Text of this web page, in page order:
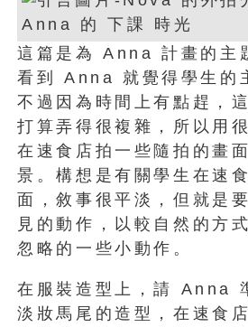
這篇是為 Anna 計畫的主
看到 Anna 就覺得學生的
不過因為時間上有點趕，
打算弄得很複雜，所以用
在速食店拍一些隨拍的畫
景。構想是有關學生在速
面，敘事很平淡，但就是
見的動作，以較自然的方
忽略的一些小動作。
在服裝造型上，請 Anna
淡妝馬尾的造型，在速食